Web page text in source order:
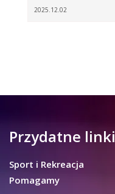
2025.12.02
Przydatne linki
Sport i Rekreacja
Pomagamy